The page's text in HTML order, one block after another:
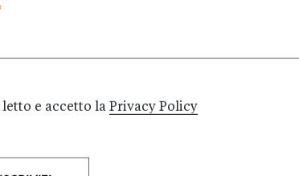
sopravvivenza. E noi che
strada seguiremo? È il
e accetto la Privacy Policy